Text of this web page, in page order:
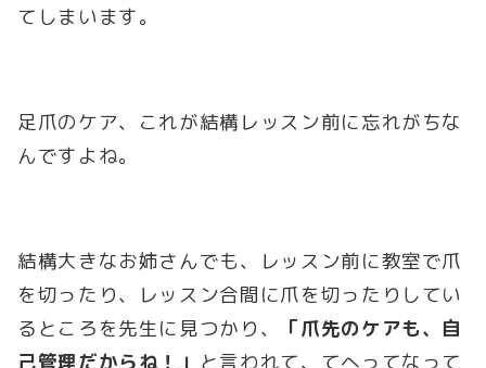
てしまいます。
足爪のケア、これが結構レッスン前に忘れがちな
んですよね。
結構大きなお姉さんでも、レッスン前に教室で爪
を切ったり、レッスン合間に爪を切ったりしてい
るところを先生に見つかり、
「爪先のケアも、自
己管理だからね！」 と言われて、てへってなって